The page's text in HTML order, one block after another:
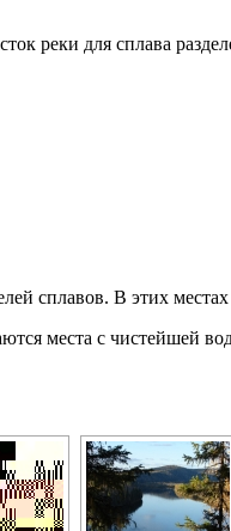
реки для сплава
сплавов. В этих
места с